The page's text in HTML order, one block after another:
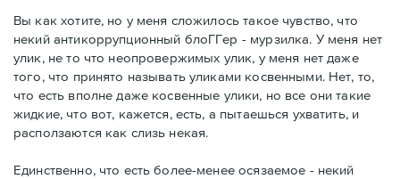
Вы как хотите, но у меня сложилось такое чувство, что
некий антикоррупционный блоГГер - мурзилка. У меня нет
улик, не то что неопровержимых улик, у меня нет даже
того, что принято называть уликами косвенными. Нет, то,
что есть вполне даже косвенные улики, но все они такие
жидкие, что вот, кажется, есть, а пытаешься ухватить, и
расползаются как слизь некая.
Единственно, что есть более-менее осязаемое - некий